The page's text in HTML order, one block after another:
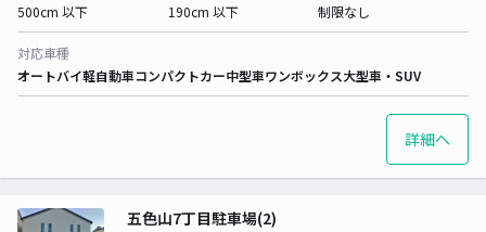
500cm 以下
190cm 以下
制限なし
対応車種
オートバイ軽自動車コンパクトカー中型車ワンボックス大型車・SUV
詳細へ
五色山7丁目駐車場(2)